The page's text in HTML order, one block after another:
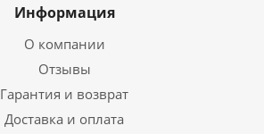
Информация
О компании
Отзывы
Гарантия и возврат
Доставка и оплата